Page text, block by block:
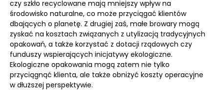
czy szkło recyclowane mają mniejszy wpływ na
środowisko naturalne, co może przyciągać klientów
dbających o planetę. Z drugiej zaś, małe browary mogą
zyskać na kosztach związanych z utylizacją tradycyjnych
opakowań, a także korzystać z dotacji rządowych czy
funduszy wspierających inicjatywy ekologiczne.
Ekologiczne opakowania mogą zatem nie tylko
przyciągnąć klienta, ale także obniżyć koszty operacyjne
w dłuższej perspektywie.